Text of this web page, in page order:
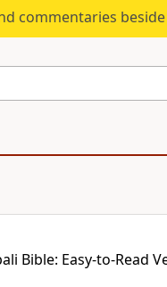
commentaries
Bible: Easy-to-Read